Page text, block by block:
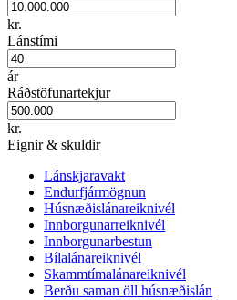
kr.
Lánstími
ár
Ráðstöfunartekjur
kr.
Eignir & skuldir
Lánskjaravakt
Endurfjármögnun
Húsnæðislánareiknivél
Innborgunarreiknivél
Innborgunarbestun
Bílalánareiknivél
Skammtímalánareiknivél
Berðu saman öll húsnæðislán